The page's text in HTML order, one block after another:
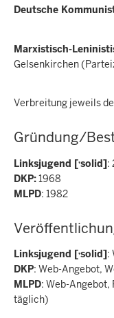
Deutsche
Marxistisch-
Gelsenkirchen
Verbreitung jeweils
Gründung/
Linksjugend [‚solid]:
DKP:1968
MLPD: 1982
Linksjugend [‚solid]:
DKP: Web-Angebot,
MLPD: Web-Angebot,
täglich)